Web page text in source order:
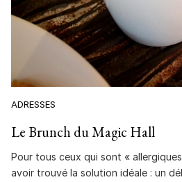
ADRESSES
Le Brunch du Magic Hall
Pour tous ceux qui sont «
avoir trouvé la solution idéale : un